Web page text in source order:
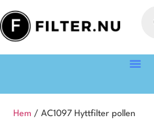
Hem / AC1097 Hyttfilter pollen